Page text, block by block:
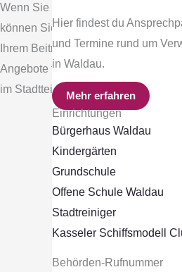
Hier findest du
und Termine rund um
in Waldau.
Mehr erfahren
Einrichtungen
Bürgerhaus Waldau
Kindergärten
Grundschule
Offene Schule Waldau
Stadtreiniger
Kasseler Schiffsmodell
Behörden-Rufnummer
Wenn Sie die Arbeit im Stadtteil
können Sie Ihre Spende ganz
Ihrem Beitrag helfen Sie dabei,
Angebote für alle Generationen zu
im Stadtteil weiter zu stärken.
Menü